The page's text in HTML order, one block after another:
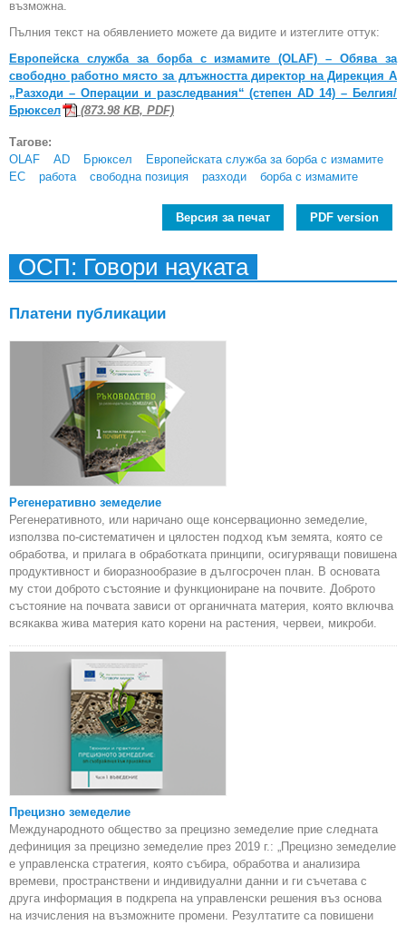
възможна.
Пълния текст на обявлението можете да видите и изтеглите оттук:
Европейска служба за борба с измамите (OLAF) – Обява за
свободно работно място за длъжността директор на Дирекция А
„Разходи – Операции и разследвания“ (степен AD 14) – Белгия/
Брюксел
(873.98 KB, PDF)
Тагове:
OLAF
AD Брюксел
Европейската служба за борба с измамите
ЕС
работа свободна позиция разходи борба с измамите
Версия за печат PDF version
ОСП: Говори науката
Платени публикации
Регенеративно земеделие
Регенеративното, или наричано още консервационно земеделие,
използва по-систематичен и цялостен подход към земята, която се
обработва, и прилага в обработката принципи, осигуряващи повишена
продуктивност и биоразнообразие в дългосрочен план. В основата
му стои доброто състояние и функциониране на почвите. Доброто
състояние на почвата зависи от органичната материя, която включва
всякаква жива материя като корени на растения, червеи, микроби.
Прецизно земеделие
Международното общество за прецизно земеделие прие следната
дефиниция за прецизно земеделие през 2019 г.: „Прецизно земеделие
е управленска стратегия, която събира, обработва и анализира
времеви, пространствени и индивидуални данни и ги съчетава с
друга информация в подкрепа на управленски решения въз основа
на изчисления на възможните промени. Резултатите са повишени